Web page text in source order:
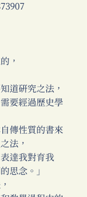
，
道研究之法，
要經過歷史學
傳性質的書來
法，
達我對育我
思念。」